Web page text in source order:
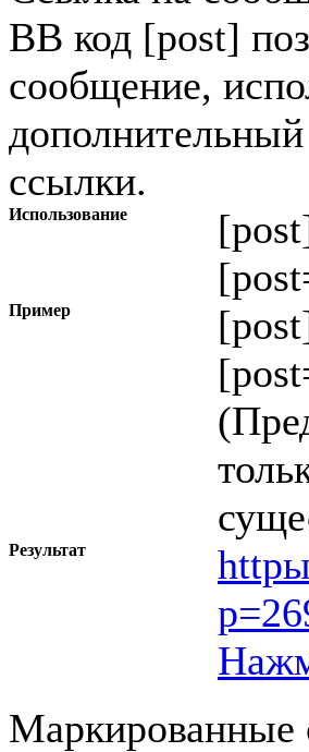
BB код [post]
сообщение,
ссылки.
Использование
Пример
Результат
Маркированные